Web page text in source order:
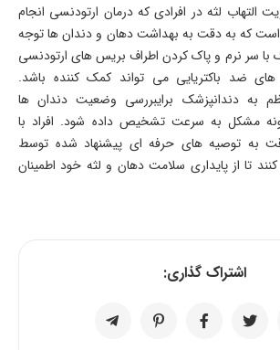
التهاب لثه در افرادی که درمان ارتودنسی انجام
است که به دقت به بهداشت دهان و دندان ‌ها توجه
با سر نرم و پاک کردن اطراف بریس های ارتودنسی
‌های ضد باکتریایی می‌ تواند کمک کننده باشد.
به دندانپزشک برایبررسی وضعیت دندان ها
مشکل به ‌سرعت تشخیص داده شود. افراد با
به توصیه‌ های حرفه ‌ای پیشنهاد شده توسط
تا از پایداری سلامت دهان و لثه خود اطمینان
اشتراک گذاری: